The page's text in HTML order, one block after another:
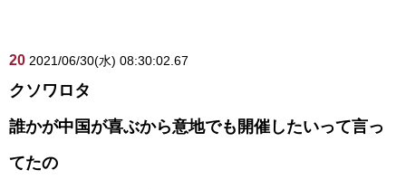
20 2021/06/30(水) 08:30:02.67
クソワロタ
誰かが中国が喜ぶから意地でも開催したいって言っ
てたの